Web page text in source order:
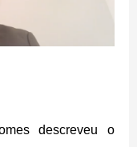
descreveu o